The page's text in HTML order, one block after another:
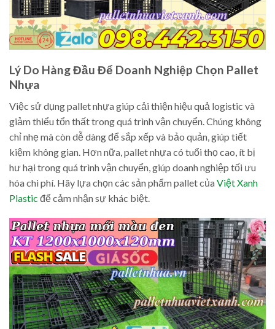
Lý Do Hàng Đầu Để Doanh Nghiệp Chọn Pallet
Nhựa
Việc sử dụng pallet nhựa giúp cải thiện hiệu quả logistic và
giảm thiểu tổn thất trong quá trình vận chuyển. Chúng không
chỉ nhẹ mà còn dễ dàng để sắp xếp và bảo quản, giúp tiết
kiệm không gian. Hơn nữa, pallet nhựa có tuổi thọ cao, ít bị
hư hại trong quá trình vận chuyển, giúp doanh nghiệp tối ưu
hóa chi phí. Hãy lựa chọn các sản phẩm pallet củaViệt Xanh
Plastic để cảm nhận sự khác biệt.